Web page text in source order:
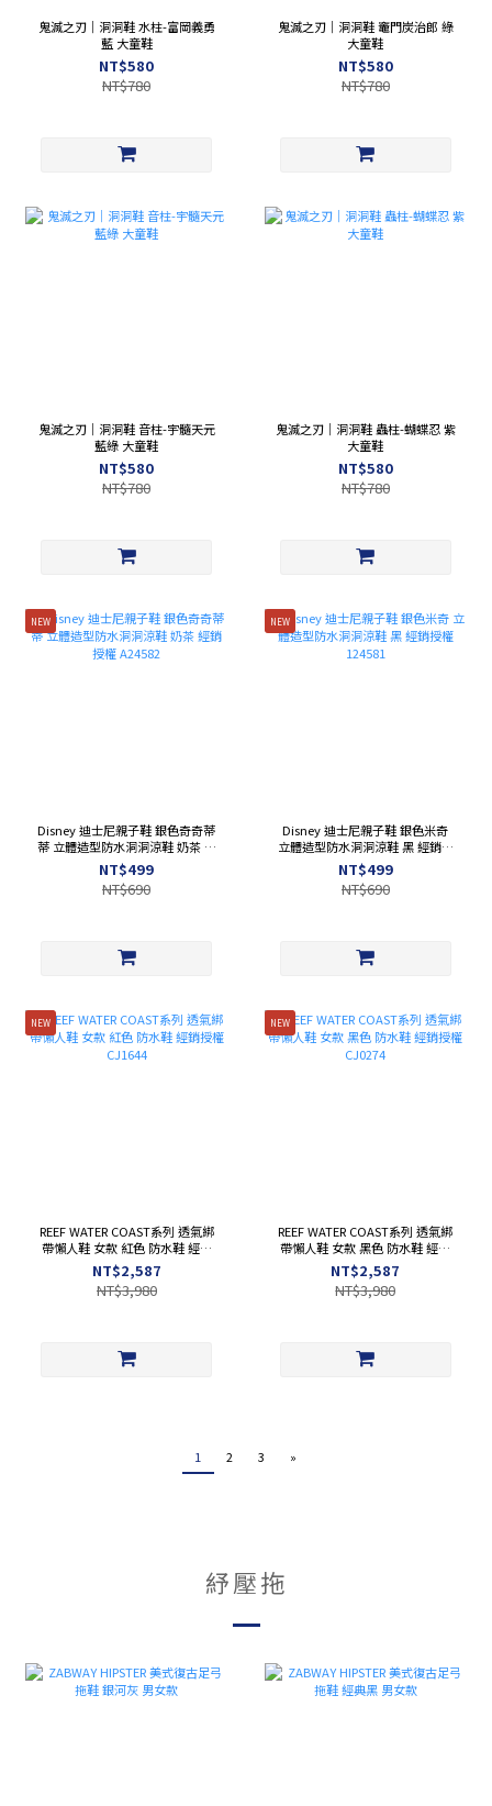
鬼滅之刃｜洞洞鞋 水柱-富岡義勇
藍 大童鞋
NT$580
NT$780
鬼滅之刃｜洞洞鞋 竈門炭治郎 綠
大童鞋
NT$580
NT$780
鬼滅之刃｜洞洞鞋 音柱-宇髓天元
藍綠 大童鞋
NT$580
NT$780
鬼滅之刃｜洞洞鞋 蟲柱-蝴蝶忍 紫
大童鞋
NT$580
NT$780
NEW
Disney 迪士尼親子鞋 銀色奇奇蒂
蒂 立體造型防水洞洞涼鞋 奶茶 經
銷授權 A24582
NT$499
NT$690
NEW
Disney 迪士尼親子鞋 銀色米奇
立體造型防水洞洞涼鞋 黑 經銷授
權 124581
NT$499
NT$690
NEW
REEF WATER COAST系列 透氣綁
帶懶人鞋 女款 紅色 防水鞋 經銷
授權 CJ1644
NT$2,587
NT$3,980
NEW
REEF WATER COAST系列 透氣綁
帶懶人鞋 女款 黑色 防水鞋 經銷
授權 CJ0274
NT$2,587
NT$3,980
1 2 3 »
紓壓拖